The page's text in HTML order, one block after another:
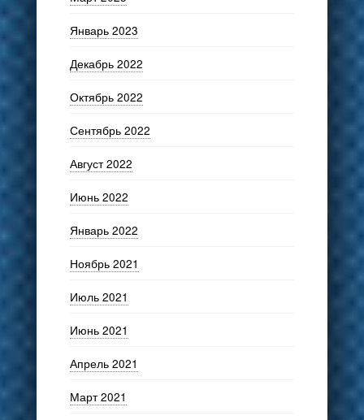
Январь 2023
Декабрь 2022
Октябрь 2022
Сентябрь 2022
Август 2022
Июнь 2022
Январь 2022
Ноябрь 2021
Июль 2021
Июнь 2021
Апрель 2021
Март 2021